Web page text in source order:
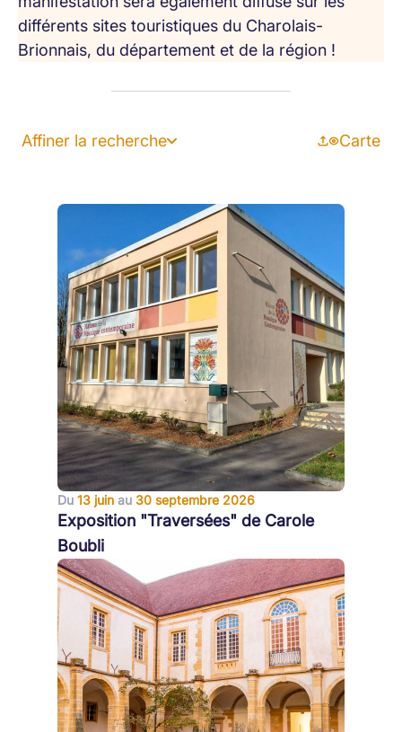
différents sites touristiques du Charolais-
Brionnais, du département et de la région !
Affiner la recherche Carte
Du 13 juin au 30 septembre 2026
Exposition "Traversées" de Carole
Boubli